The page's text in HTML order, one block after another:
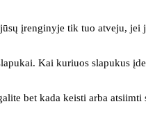
įrenginyje tik tuo atveju,
Kai kuriuos slapukus
bet kada keisti arba atsiimti